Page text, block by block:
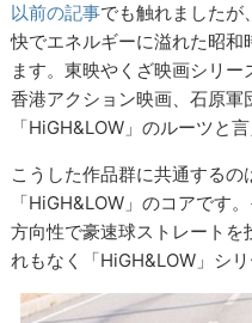
以前の記事でも触れましたが
快でエネルギーに溢れた昭
ます。東映やくざ映画シリ
香港アクション映画、石原軍
「HiGH&LOW」のルーツと
こうした作品群に共通するの
「HiGH&LOW」のコアです
方向性で豪速球ストレート
れもなく「HiGH&LOW」シリ